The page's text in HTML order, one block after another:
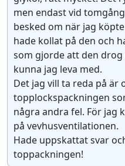
men endast vid
besked om när jag
hade kollat på den och
som gjorde att den drog
kunna jag leva med.
Det jag vill ta reda på är
topplockspackningen
några andra fel. För jag
på vevhusventilationen.
Hade uppskattat svar
toppackningen!